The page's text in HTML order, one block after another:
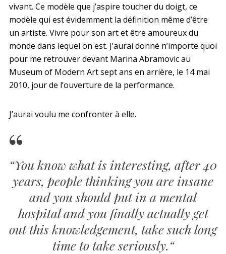
vivant. Ce modèle que j’aspire toucher du doigt, ce
modèle qui est évidemment la définition même d’être
un artiste. Vivre pour son art et être amoureux du
monde dans lequel on est. J’aurai donné n’importe quoi
pour me retrouver devant Marina Abramovic au
Museum of Modern Art sept ans en arrière, le 14 mai
2010, jour de l’ouverture de la performance.
J’aurai voulu me confronter à elle.
“You know what is interesting, after 40
years, people thinking you are insane
and you should put in a mental
hospital and you finally actually get
out this knowledgement, take such long
time to take seriously.“